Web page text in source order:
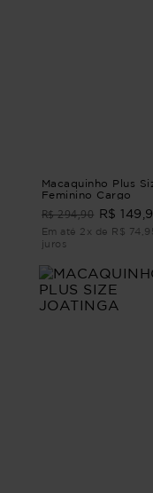
Macaquinho Plus
Feminino Cargo
R$ 294,90 R$
Em até 2x de R$
juros